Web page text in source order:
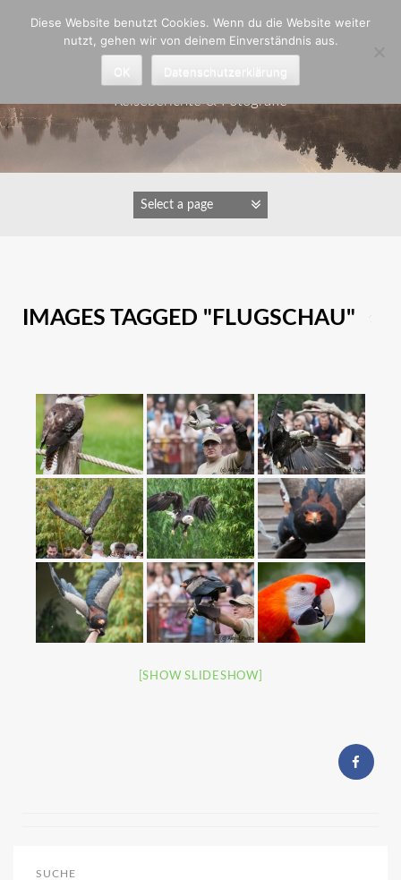
Astrid Padberg
Reiseberichte & Fotografie
IMAGES TAGGED "FLUGSCHAU"
[SHOW SLIDESHOW]
SUCHE
Diese Website benutzt Cookies. Wenn du die Website weiter
nutzt, gehen wir von deinem Einverständnis aus.